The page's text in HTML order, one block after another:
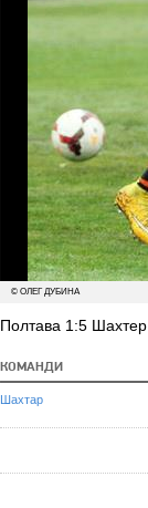
© ОЛЕГ ДУБИНА
Полтава 1:5 Шахтер
КОМАНДИ
Шахтар